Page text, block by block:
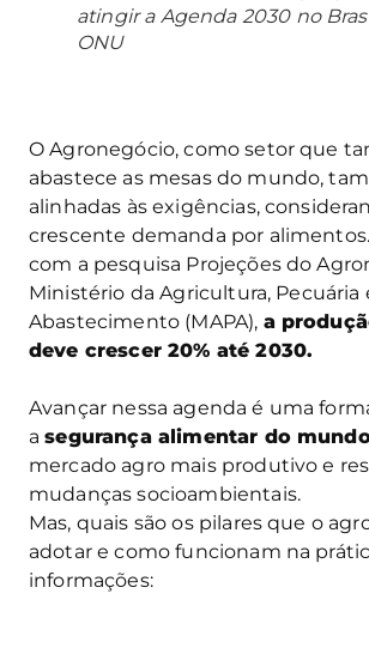
atingir a Agenda 2030 no
ONU
O Agronegócio, como setor que
abastece as mesas do mundo,
alinhadas às exigências,
crescente demanda por
com a pesquisa Projeções do
Ministério da Agricultura, Pecuária
Abastecimento (MAPA), a
deve crescer 20% até 2030.
Avançar nessa agenda é uma
asegurança alimentar do
mercado agro mais produtivo e
mudanças socioambientais.
Mas, quais são os pilares que o
adotar e como funcionam na
informações: